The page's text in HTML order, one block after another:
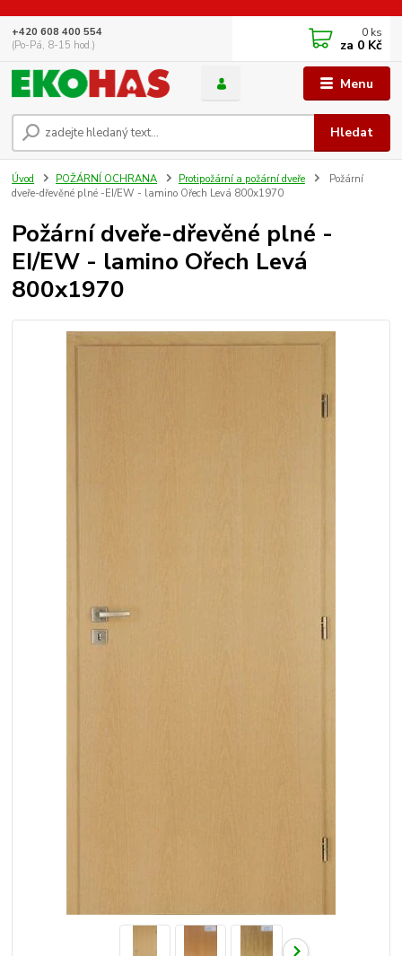
Menu
Hledat
+420 608 400 554
(Po-Pá, 8-15 hod.)
0 ks
za 0 Kč
Úvod POŽÁRNÍ OCHRANA Protipožární a požární dveře
Požární
dveře-dřevěné plné -EI/EW - lamino Ořech Levá 800x1970
Požární dveře-dřevěné plné -
EI/EW - lamino Ořech Levá
800x1970